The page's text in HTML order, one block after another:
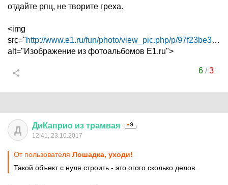
отдайте рпц, не творите греха.
<img
src="http://www.e1.ru/fun/photo/view_pic.php/p/97f23be3...
"
alt="Изображение из фотоальбомов E1.ru">
6/3
Д ДиКаприо из трамвая
12:41, 23.10.2017
От пользователя Лошадка, уходи!
Такой объект с нуля строить - это огого сколько делов.